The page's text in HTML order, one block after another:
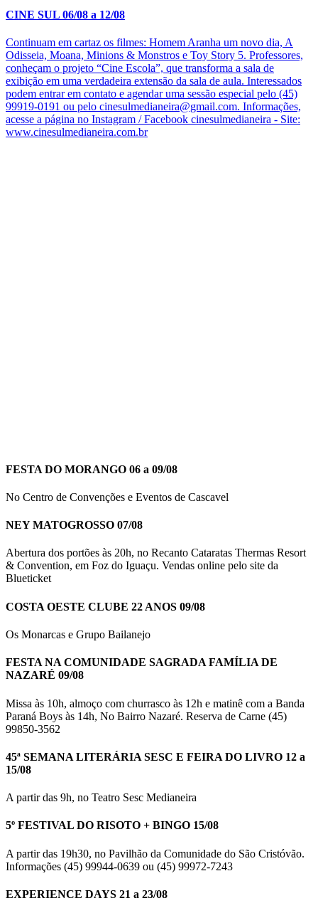
CINE SUL 06/08 a 12/08
Continuam em cartaz os filmes: Homem Aranha um novo dia, A
Odisseia, Moana, Minions & Monstros e Toy Story 5. Professores,
conheçam o projeto “Cine Escola”, que transforma a sala de
exibição em uma verdadeira extensão da sala de aula. Interessados
podem entrar em contato e agendar uma sessão especial pelo (45)
99919-0191 ou pelo cinesulmedianeira@gmail.com. Informações,
acesse a página no Instagram / Facebook cinesulmedianeira - Site:
www.cinesulmedianeira.com.br
FESTA DO MORANGO 06 a 09/08
No Centro de Convenções e Eventos de Cascavel
NEY MATOGROSSO 07/08
Abertura dos portões às 20h, no Recanto Cataratas Thermas Resort
& Convention, em Foz do Iguaçu. Vendas online pelo site da
Blueticket
COSTA OESTE CLUBE 22 ANOS 09/08
Os Monarcas e Grupo Bailanejo
FESTA NA COMUNIDADE SAGRADA FAMÍLIA DE
NAZARÉ 09/08
Missa às 10h, almoço com churrasco às 12h e matinê com a Banda
Paraná Boys às 14h, No Bairro Nazaré. Reserva de Carne (45)
99850-3562
45ª SEMANA LITERÁRIA SESC E FEIRA DO LIVRO 12 a
15/08
A partir das 9h, no Teatro Sesc Medianeira
5º FESTIVAL DO RISOTO + BINGO 15/08
A partir das 19h30, no Pavilhão da Comunidade do São Cristóvão.
Informações (45) 99944-0639 ou (45) 99972-7243
EXPERIENCE DAYS 21 a 23/08